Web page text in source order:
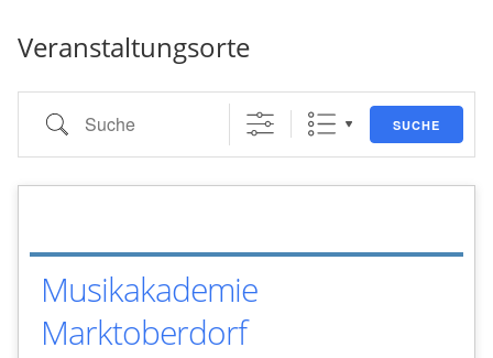
Veranstaltungsorte
Suche SUCHE
Musikakademie
Marktoberdorf